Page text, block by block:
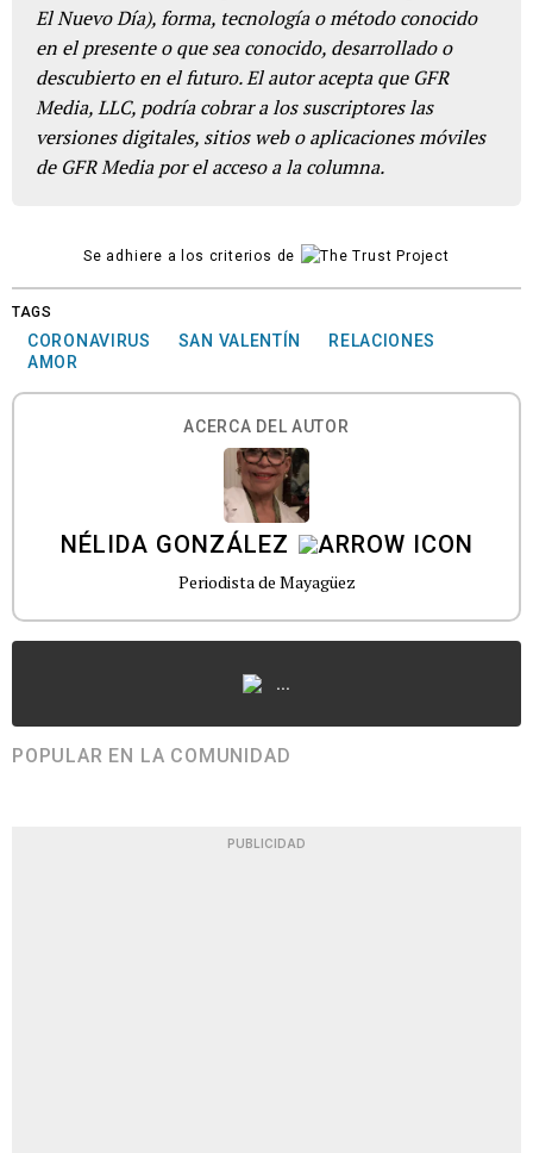
El Nuevo Día), forma, tecnología o método conocido
en el presente o que sea conocido, desarrollado o
descubierto en el futuro. El autor acepta que GFR
Media, LLC, podría cobrar a los suscriptores las
versiones digitales, sitios web o aplicaciones móviles
de GFR Media por el acceso a la columna.
Se adhiere a los criterios de
TAGS
CORONAVIRUS SAN VALENTÍN
RELACIONES
AMOR
ACERCA DEL AUTOR
NÉLIDA GONZÁLEZ
Periodista de Mayagüez
...
POPULAR EN LA COMUNIDAD
PUBLICIDAD